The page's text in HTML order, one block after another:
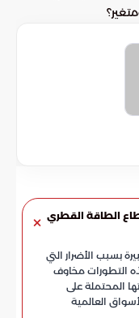
الطاقة القطري
بسبب الأضرار التي
التطورات مخاوف
المحتملة على
العالمية